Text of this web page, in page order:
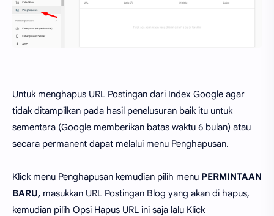
Untuk menghapus URL Postingan dari Index Google agar
tidak ditampilkan pada hasil penelusuran baik itu untuk
sementara (Google memberikan batas waktu 6 bulan) atau
secara permanent dapat melalui menu Penghapusan.
Klick menu Penghapusan kemudian pilih menu PERMINTAAN
BARU, masukkan URL Postingan Blog yang akan di hapus,
kemudian pilih Opsi Hapus URL ini saja lalu Klick